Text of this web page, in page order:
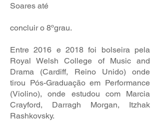
Soares até
concluir o 8ºgrau.
Entre 2016 e 2018 foi bolseira pela
Royal Welsh College of Music and
Drama (Cardiff, Reino Unido) onde
tirou Pós-Graduação em Performance
(Violino), onde estudou com Marcia
Crayford, Darragh Morgan, Itzhak
Rashkovsky.